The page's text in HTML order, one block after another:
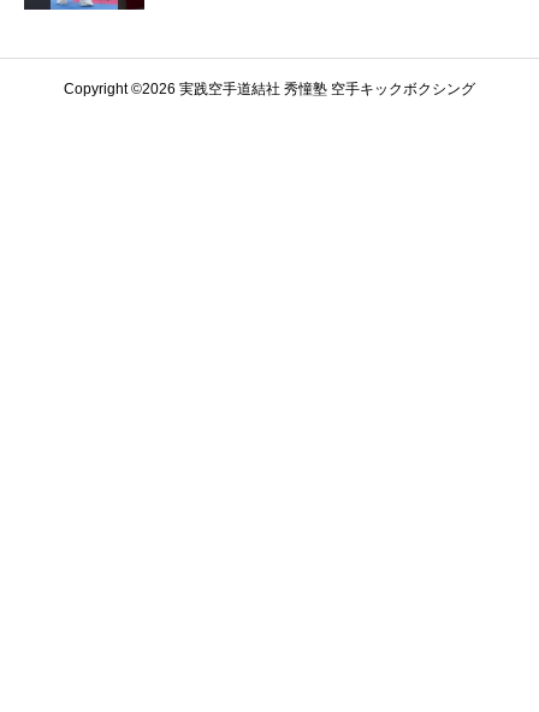
Copyright ©️2026 実践空手道結社 秀憧塾 空手キックボクシング